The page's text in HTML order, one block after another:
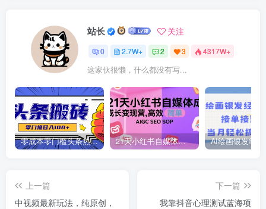
站长 关注
0 2.7W+ 2 3 4317W+
这家伙很懒，什么都没有写...
零成本零门槛头条热点搬运术，零门槛日入100+，工具+教程全部附上 21天小红书自媒体成长变现营，高效 简单 AIGC SEO SOP
上一篇
中视频最新玩法，纯原创，
下一篇
我靠抖音心理测试蓝海项